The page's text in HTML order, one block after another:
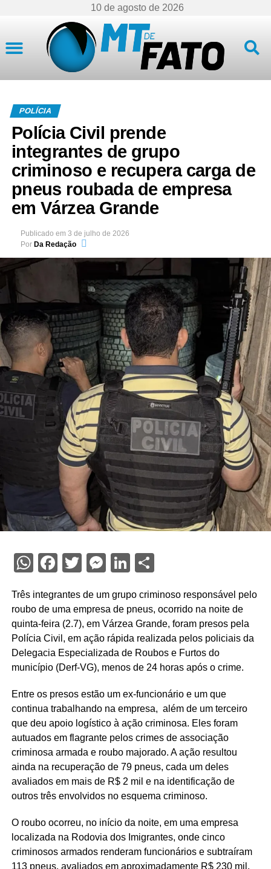
10 de agosto de 2026
POLÍCIA
Polícia Civil prende
integrantes de grupo
criminoso e recupera carga de
pneus roubada de empresa
em Várzea Grande
Publicado em 3 de julho de 2026
Por Da Redação
WhatsApp
Facebook
Twitter
Messenger
LinkedIn
Share
Três integrantes de um grupo criminoso responsável pelo
roubo de uma empresa de pneus, ocorrido na noite de
quinta-feira (2.7), em Várzea Grande, foram presos pela
Polícia Civil, em ação rápida realizada pelos policiais da
Delegacia Especializada de Roubos e Furtos do
município (Derf-VG), menos de 24 horas após o crime.
Entre os presos estão um ex-funcionário e um que
continua trabalhando na empresa, além de um terceiro
que deu apoio logístico à ação criminosa. Eles foram
autuados em flagrante pelos crimes de associação
criminosa armada e roubo majorado. A ação resultou
ainda na recuperação de 79 pneus, cada um deles
avaliados em mais de R$ 2 mil e na identificação de
outros três envolvidos no esquema criminoso.
O roubo ocorreu, no início da noite, em uma empresa
localizada na Rodovia dos Imigrantes, onde cinco
criminosos armados renderam funcionários e subtraíram
113 pneus, avaliados em aproximadamente R$ 230 mil.